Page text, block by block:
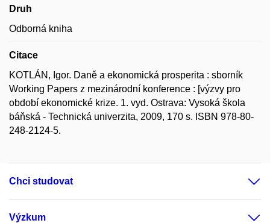
Druh
Odborná kniha
Citace
KOTLÁN, Igor. Daně a ekonomická prosperita : sborník
Working Papers z mezinárodní konference : [výzvy pro
období ekonomické krize. 1. vyd. Ostrava: Vysoká škola
báňská - Technická univerzita, 2009, 170 s. ISBN 978-80-
248-2124-5.
Chci studovat
Výzkum